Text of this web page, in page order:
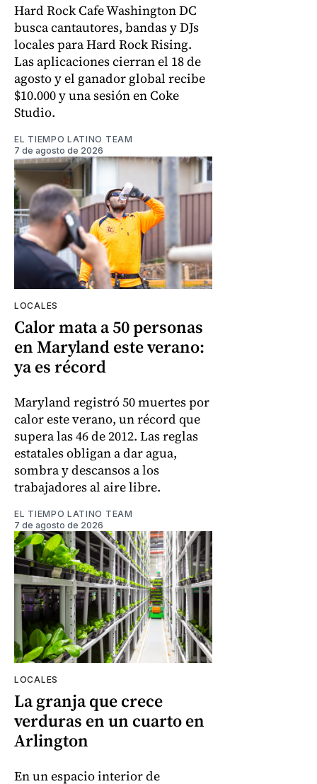
Hard Rock Cafe Washington DC
busca cantautores, bandas y DJs
locales para Hard Rock Rising.
Las aplicaciones cierran el 18 de
agosto y el ganador global recibe
$10.000 y una sesión en Coke
Studio.
EL TIEMPO LATINO TEAM
7 de agosto de 2026
LOCALES
Calor mata a 50 personas
en Maryland este verano:
ya es récord
Maryland registró 50 muertes por
calor este verano, un récord que
supera las 46 de 2012. Las reglas
estatales obligan a dar agua,
sombra y descansos a los
trabajadores al aire libre.
EL TIEMPO LATINO TEAM
7 de agosto de 2026
LOCALES
La granja que crece
verduras en un cuarto en
Arlington
En un espacio interior de